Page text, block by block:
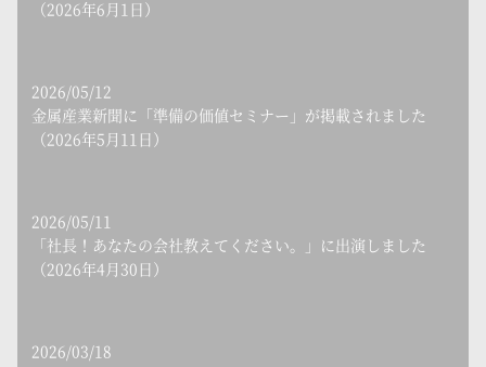
（2026年6月1日）
2026/05/12
金属産業新聞に「準備の価値セミナー」が掲載されました
（2026年5月11日）
2026/05/11
「社長！あなたの会社教えてください。」に出演しました
（2026年4月30日）
2026/03/18